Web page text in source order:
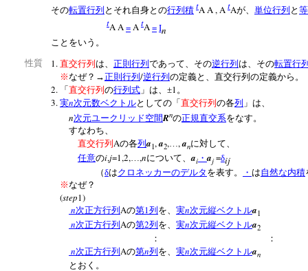
その転置行列 とそれ自身との行列積 tA A , AtAが、 単位行列 と
tA A=AtA=In
ことをいう。
性質 1. 直交行列 は、 正則行列 であって、その逆行列 は、その転置行
※なぜ？→正則行列 /逆行列 の定義と、直交行列の定義から。
2. 「 直交行列 の行列式 」は、±1 。
3. 実n次元数ベクトルとしての「 直交行列 の各列 」は、
n次元ユークリッド空間Rnの正規直交系をなす。
すなわち、
直交行列 Aの各列a1,a2,…,anに対して、
任意のi,j=1,2, ,nについて、ai ・aj=δij
（δはクロネッカーのデルタ を表す。 ・ は自然な内積
※なぜ？
(step1)
n次正方行列 Aの第1列 を、 実n次元縦ベクトルa1
n次正方行列Aの第2列を、 実n次元縦ベクトルa2
： ：
n次正方行列 Aの第n列 を、 実n次元縦ベクトルan
とおく。